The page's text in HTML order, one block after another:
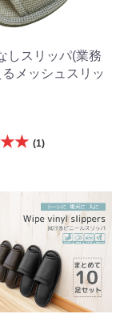
しスリッパ(業務
るメッシュスリッ
(1)